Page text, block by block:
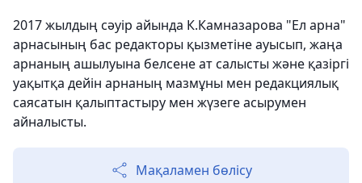
2017 жылдың сәуір айында К.Камназарова "Ел арна"
арнасының бас редакторы қызметіне ауысып, жаңа
арнаның ашылуына белсене ат салысты және қазіргі
уақытқа дейін арнаның мазмұны мен редакциялық
саясатын қалыптастыру мен жүзеге асырумен
айналысты.
Мақаламен бөлісу